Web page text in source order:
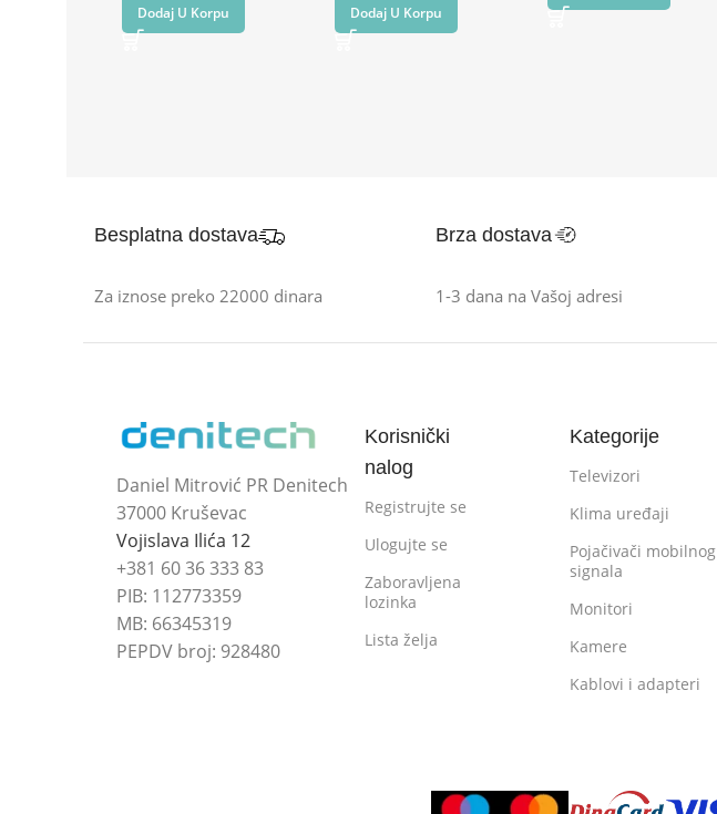
Dodaj U Korpu Dodaj U Korpu
Besplatna dostava
Za iznose preko 22000 dinara
Brza dostava
1-3 dana na Vašoj adresi
Daniel Mitrović PR Denitech
37000 Kruševac
Vojislava Ilića 12
+381 60 36 333 83
PIB: 112773359
MB: 66345319
PEPDV broj: 928480
Korisnički
nalog
Registrujte se
Ulogujte se
Zaboravljena
lozinka
Lista želja
Kategorije
Televizori
Klima uređaji
Pojačivači mobilnog
signala
Monitori
Kamere
Kablovi i adapteri